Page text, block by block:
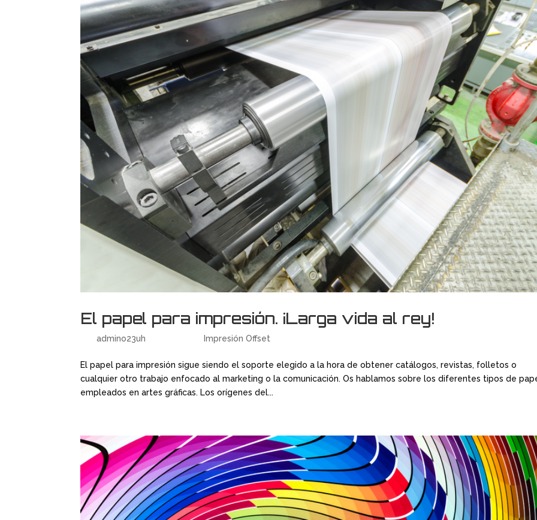
El papel para impresión. ¡Larga vida al rey!
poradmino23uh Impresión Offset
El papel para impresión sigue siendo el soporte elegido a la hora de obtener catálogos, revistas, folletos o
cualquier otro trabajo enfocado al marketing o la comunicación. Os hablamos sobre los diferentes tipos de
empleados en artes gráficas. Los orígenes del...